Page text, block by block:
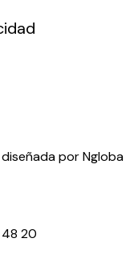
porNgloba
20